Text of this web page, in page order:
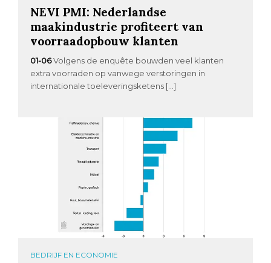
NEVI PMI: Nederlandse
maakindustrie profiteert van
voorraadopbouw klanten
01-06Volgens de enquête bouwden veel klanten
extra voorraden op vanwege verstoringen in
internationale toeleveringsketens […]
BEDRIJF EN ECONOMIE